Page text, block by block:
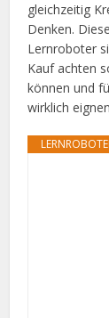
gleichzeitig
Denken.
Lernroboter
Kauf achten
können und
wirklich